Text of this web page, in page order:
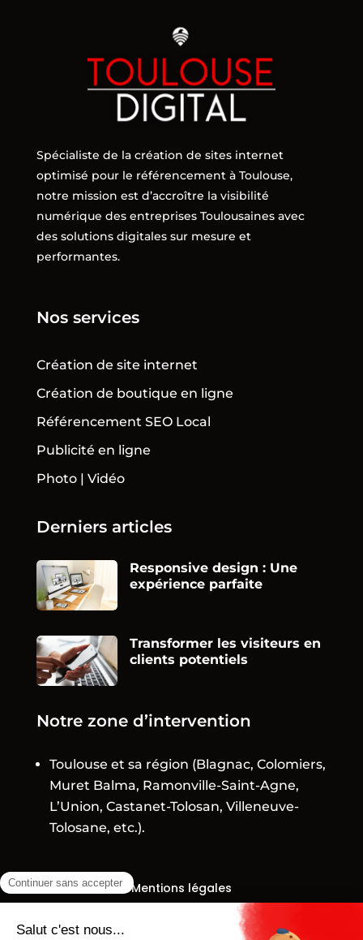
Spécialiste de la création de sites internet
optimisé pour le référencement à Toulouse,
notre mission est d’accroître la visibilité
numérique des entreprises Toulousaines avec
des solutions digitales sur mesure et
performantes.
Nos services
Création de site internet
Création de boutique en ligne
Référencement SEO Local
Publicité en ligne
Photo | Vidéo
Derniers articles
Responsive design : Une
expérience parfaite
Transformer les visiteurs en
clients potentiels
Notre zone d’intervention
Toulouse et sa région (Blagnac, Colomiers,
Muret Balma, Ramonville-Saint-Agne,
L’Union, Castanet-Tolosan, Villeneuve-
Tolosane, etc.).
Mentions légales
Toulouse Digital © 2026